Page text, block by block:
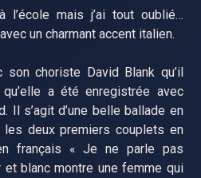
l’école mais j’ai tout oublié…
un charmant accent italien.
choriste David Blank qu’il
a été enregistrée avec
Il s’agit d’une belle ballade en
les deux premiers couplets en
français « Je ne parle pas
blanc montre une femme qui